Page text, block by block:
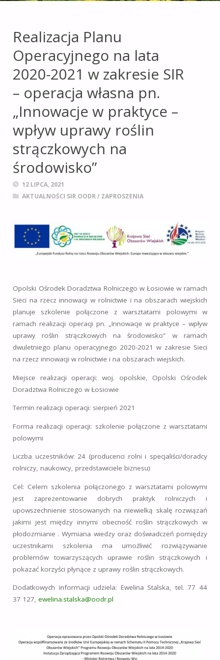
opolskiego.
Realizacja Planu
Operacyjnego na lata
2020-2021 w zakresie SIR
– operacja własna pn.
„Innowacje w praktyce –
wpływ uprawy roślin
strączkowych na
środowisko”
12 LIPCA, 2021
AKTUALNOŚCI SIR OODR/ ZAPROSZENIA
Opolski Ośrodek Doradztwa Rolniczego w Łosiowie w ramach
Sieci na rzecz innowacji w rolnictwie i na obszarach wiejskich
planuje szkolenie połączone z warsztatami polowymi w
ramach realizacji operacji pn. „Innowacje w praktyce – wpływ
uprawy roślin strączkowych na środowisko” w ramach
dwuletniego planu operacyjnego 2020-2021 w zakresie Sieci
na rzecz innowacji w rolnictwie i na obszarach wiejskich.
Miejsce realizacji operacji: woj. opolskie, Opolski Ośrodek
Doradztwa Rolniczego w Łosiowie
Termin realizacji operacji: sierpień 2021
Forma realizacji operacji: szkolenie połączone z warsztatami
polowymi
Liczba uczestników: 24 (producenci rolni i specjaliści/doradcy
rolniczy, naukowcy, przedstawiciele biznesu)
Cel: Celem szkolenia połączonego z warsztatami polowymi
jest zaprezentowanie dobrych praktyk rolniczych i
upowszechnienie stosowanych na niewielką skalę rozwiązań
jakimi jest między innymi obecność roślin strączkowych w
płodozmianie . Wymiana wiedzy oraz doświadczeń pomiędzy
uczestnikami szkolenia ma umożliwić rozwiązywanie
problemów towarzyszących uprawie roślin strączkowych i
pokazać korzyści płynące z uprawy roślin strączkowych.
Dodatkowych informacji udziela: Ewelina Stalska, tel. 77 44
37 127,ewelina.stalska@oodr.pl